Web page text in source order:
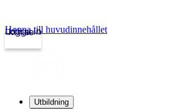
kth.se
Logga in
Hoppa till huvudinnehållet
Utbildning